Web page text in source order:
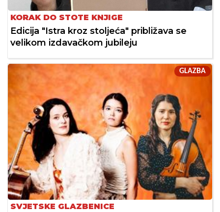
KORAK DO STOTE KNJIGE
Edicija "Istra kroz stoljeća" približava se
velikom izdavačkom jubileju
GLAZBA
SVJETSKE GLAZBENICE